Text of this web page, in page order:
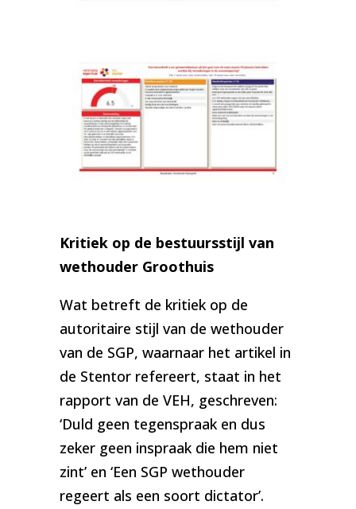
Kritiek op de bestuursstijl van
wethouder Groothuis
Wat betreft de kritiek op de
autoritaire stijl van de wethouder
van de SGP, waarnaar het artikel in
de Stentor refereert, staat in het
rapport van de VEH, geschreven:
‘Duld geen tegenspraak en dus
zeker geen inspraak die hem niet
zint’ en ‘Een SGP wethouder
regeert als een soort dictator’.